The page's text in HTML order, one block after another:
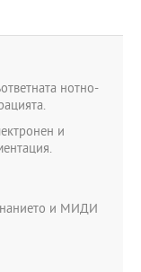
нотно-
и
и МИДИ